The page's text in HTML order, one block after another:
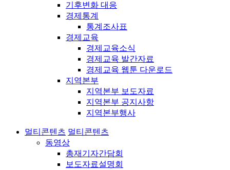
기후변화 대응
경제통계
통계조사표
경제교육
경제교육소식
경제교육 발간자료
경제교육 웹툰 다운로드
지역본부
지역본부 보도자료
지역본부 공지사항
지역본부행사
멀티콘텐츠 멀티콘텐츠
동영상
총재기자간담회
보도자료설명회